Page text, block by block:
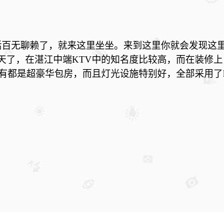
无聊赖了，就来这里坐坐。来到这里你就会发现这
，在湛江中端KTV中的知名度比较高，而在装修
是超豪华包房，而且灯光设施特别好，全部采用